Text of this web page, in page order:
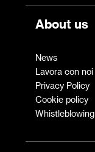
About us
News
Lavora con noi
Privacy Policy
Cookie policy
Whistleblowing